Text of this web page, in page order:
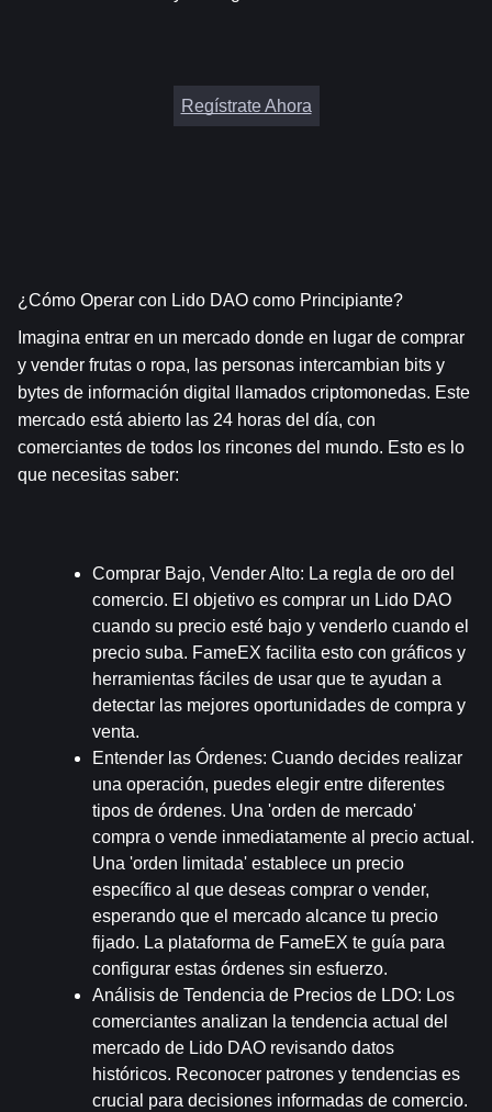
Regístrate Ahora
¿Cómo Operar con Lido DAO como Principiante?
Imagina entrar en un mercado donde en lugar de comprar
y vender frutas o ropa, las personas intercambian bits y
bytes de información digital llamados criptomonedas. Este
mercado está abierto las 24 horas del día, con
comerciantes de todos los rincones del mundo. Esto es lo
que necesitas saber:
Comprar Bajo, Vender Alto: La regla de oro del
comercio. El objetivo es comprar un Lido DAO
cuando su precio esté bajo y venderlo cuando el
precio suba. FameEX facilita esto con gráficos y
herramientas fáciles de usar que te ayudan a
detectar las mejores oportunidades de compra y
venta.
Entender las Órdenes: Cuando decides realizar
una operación, puedes elegir entre diferentes
tipos de órdenes. Una 'orden de mercado'
compra o vende inmediatamente al precio actual.
Una 'orden limitada' establece un precio
específico al que deseas comprar o vender,
esperando que el mercado alcance tu precio
fijado. La plataforma de FameEX te guía para
configurar estas órdenes sin esfuerzo.
Análisis de Tendencia de Precios de LDO: Los
comerciantes analizan la tendencia actual del
mercado de Lido DAO revisando datos
históricos. Reconocer patrones y tendencias es
crucial para decisiones informadas de comercio.